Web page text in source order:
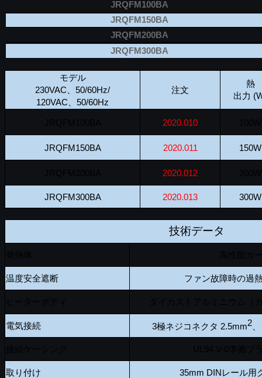
JRQFM100BA
JRQFM150BA
JRQFM200BA
JRQFM300BA
モデル
230VAC、50/60Hz/
120VAC、50/60Hz
注文
熱
出力
2020.010
JRQFM150BA 2020.011 150W
2020.012
JRQFM300BA 2020.013 300W
技術データ
温度安全遮断 ファン故障時の過
電気接続 3極ネジコネクタ 2.5mm2
取り付け 35mm DINレール用